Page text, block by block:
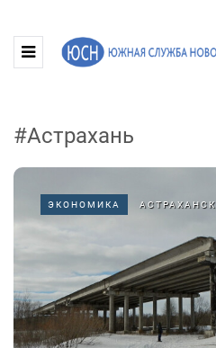
#Астрахань
ЭКОНОМИКА